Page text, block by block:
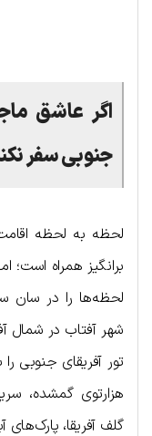
اگر عاشق
جنوبی سفر
لحظه به لحظه
برانگیز همراه است؛
لحظه‌ها را در سان
شهر آفتاب در شمال
تور آفریقای جنوبی
هزارتوی گمشده،
گلف آفریقا،